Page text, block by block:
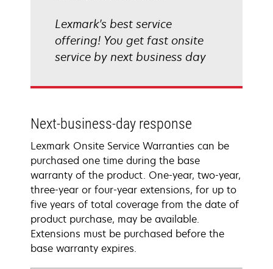
Lexmark's best service
offering! You get fast onsite
service by next business day
Next-business-day response
Lexmark Onsite Service Warranties can be
purchased one time during the base
warranty of the product. One-year, two-year,
three-year or four-year extensions, for up to
five years of total coverage from the date of
product purchase, may be available.
Extensions must be purchased before the
base warranty expires.